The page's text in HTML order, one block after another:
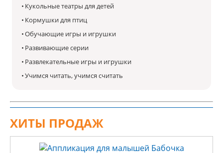
Кукольные театры для детей
Кормушки для птиц
Обучающие игры и игрушки
Развивающие серии
Развлекательные игры и игрушки
Учимся читать, учимся считать
ХИТЫ ПРОДАЖ